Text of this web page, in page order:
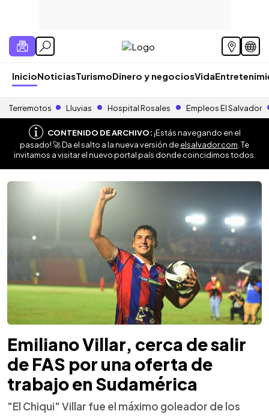
InicioNoticiasTurismoDinero y negociosVida
Terremotos Lluvias Hospital Rosales Empleos El Salvador
CONTENIDO DE ARCHIVO:¡Estás navegando en el
pasado! 🚀 Da el salto a la nueva versión deelsalvador.com . Te
invitamos a visitar el nuevo portal país donde coincidimos todos.
Emiliano Villar, cerca de salir
de FAS por una oferta de
trabajo en Sudamérica
"El Chiqui" Villar fue el máximo goleador de los